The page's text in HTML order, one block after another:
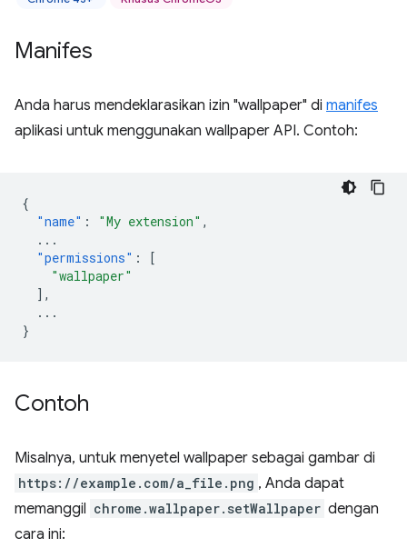
Manifes
Anda harus mendeklarasikan izin "wallpaper" di manifes
aplikasi untuk menggunakan wallpaper API. Contoh:
{
"name" : "My extension" ,
...
"permissions" :
[
"wallpaper"
],
...
}
Contoh
Misalnya, untuk menyetel wallpaper sebagai gambar di
https://example.com/a_file.png , Anda dapat
memanggil chrome.wallpaper.setWallpaper dengan
cara ini: